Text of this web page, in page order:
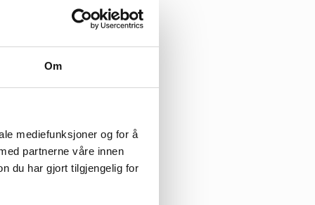
Om
mediefunksjoner og for å
partnerne våre innen
du har gjort tilgjengelig for
vindkraftpark
også
i fylket som
(mars 2000)
en
fordi